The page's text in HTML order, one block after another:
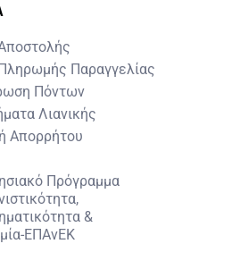
Παραγγελίας
Πόντων
Λιανικής
Απορρήτου
Πρόγραμμα
&
ΕΠΑνΕΚ